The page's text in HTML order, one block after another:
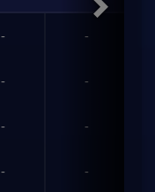
- -
- -
- -
- -